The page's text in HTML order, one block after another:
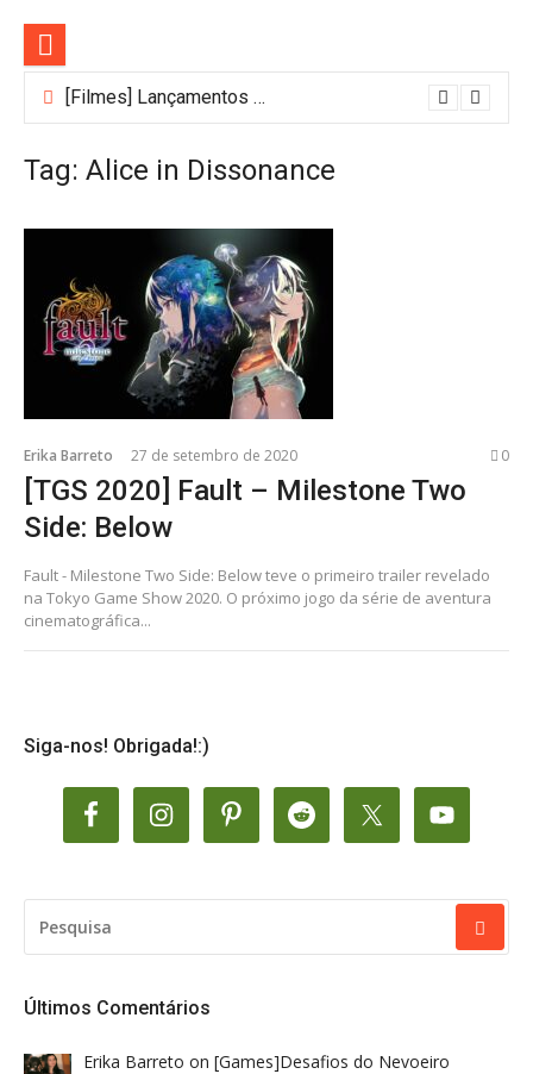
conteúdo
[Filmes] Lançamentos de agosto no Adrenalina Pura+ trazem ação e suspenseBastidores do Filme Filhos de Sangue e Osso Revelam a Magia de Orïsha
Tag: Alice in Dissonance
Erika Barreto 27 de setembro de 2020 0
[TGS 2020] Fault – Milestone Two
Side: Below
Fault - Milestone Two Side: Below teve o primeiro trailer revelado
na Tokyo Game Show 2020. O próximo jogo da série de aventura
cinematográfica...
Siga-nos! Obrigada!:)
POR:
Últimos Comentários
Erika Barreto on [Games]Desafios do Nevoeiro